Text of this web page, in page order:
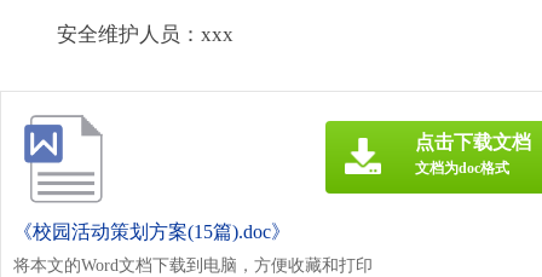
安全维护人员：xxx
《校园活动策划方案(15篇).doc》
将本文的Word文档下载到电脑，方便收藏和打印
点击下载文档
文档为doc格式